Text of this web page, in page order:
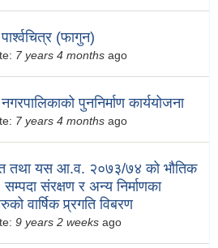
(फागुन)
7 years 4 months ago
पुननिर्माण कार्ययोजना
7 years 4 months ago
तथा यस आ.व. २०७३/७४ को भौतिक
सम्पदा संरक्षण र अन्य निर्माणका
वार्षिक प्र्रगति विबरण
9 years 2 weeks ago